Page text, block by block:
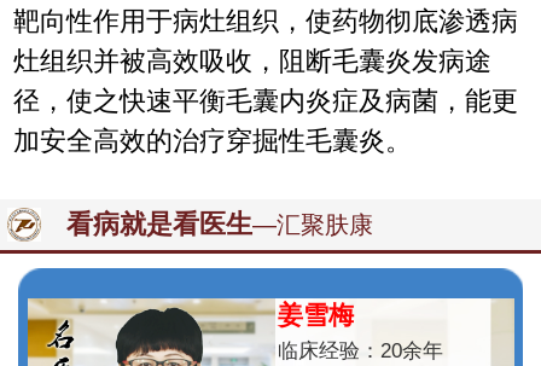
靶向性作用于病灶组织，使药物彻底渗透病
灶组织并被高效吸收，阻断毛囊炎发病途
径，使之快速平衡毛囊内炎症及病菌，能更
加安全高效的治疗穿掘性毛囊炎。
看病就是看医生—汇聚肤康
姜雪梅
临床经验：20余年